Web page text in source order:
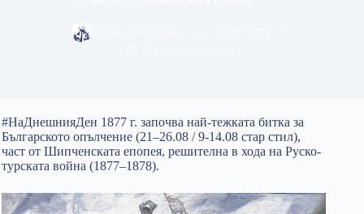
#НаДнешнияДен 1877 г. започва най-тежката битка за
Българското опълчение (21–26.08 / 9-14.08 стар стил),
част от Шипченската епопея, решителна в хода на Руско-
турската война (1877–1878).